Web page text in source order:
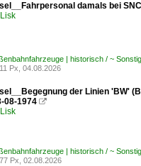
damals bei
| historisch / ~
Px, 04.08.2026
der Linien 'BW'
08-1974 
| historisch / ~
Px, 02.08.2026